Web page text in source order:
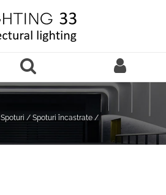
Spoturi / Spoturi încastrate /